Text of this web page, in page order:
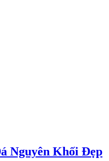
Nguyên Khối Đẹp